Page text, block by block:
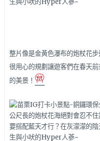
整片像是金黃色瀑布的炮杖花
很用心的規劃讓遊客們在春天
的美景！